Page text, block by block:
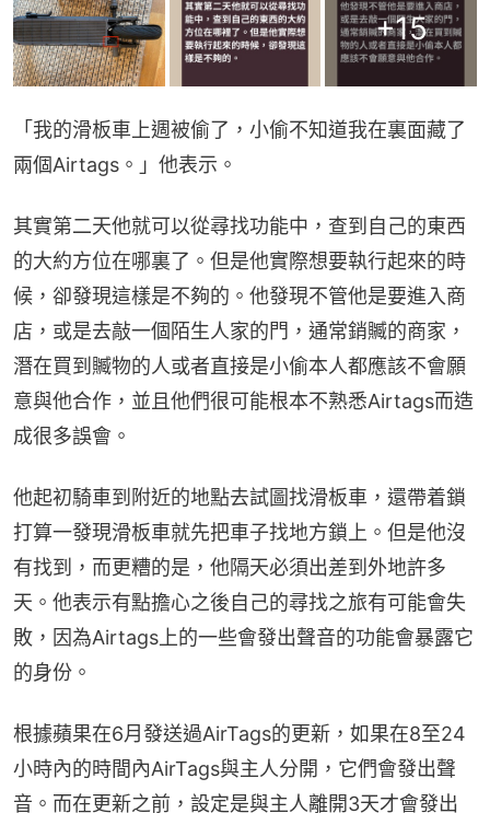
+15
「我的滑板車上週被偷了，小偷不知道我在裏面藏了
兩個Airtags。」他表示。
其實第二天他就可以從尋找功能中，查到自己的東西
的大約方位在哪裏了。但是他實際想要執行起來的時
候，卻發現這樣是不夠的。他發現不管他是要進入商
店，或是去敲一個陌生人家的門，通常銷贓的商家，
潛在買到贓物的人或者直接是小偷本人都應該不會願
意與他合作，並且他們很可能根本不熟悉Airtags而造
成很多誤會。
他起初騎車到附近的地點去試圖找滑板車，還帶着鎖
打算一發現滑板車就先把車子找地方鎖上。但是他沒
有找到，而更糟的是，他隔天必須出差到外地許多
天。他表示有點擔心之後自己的尋找之旅有可能會失
敗，因為Airtags上的一些會發出聲音的功能會暴露它
的身份。
根據蘋果在6月發送過AirTags的更新，如果在8至24
小時內的時間內AirTags與主人分開，它們會發出聲
音。而在更新之前，設定是與主人離開3天才會發出